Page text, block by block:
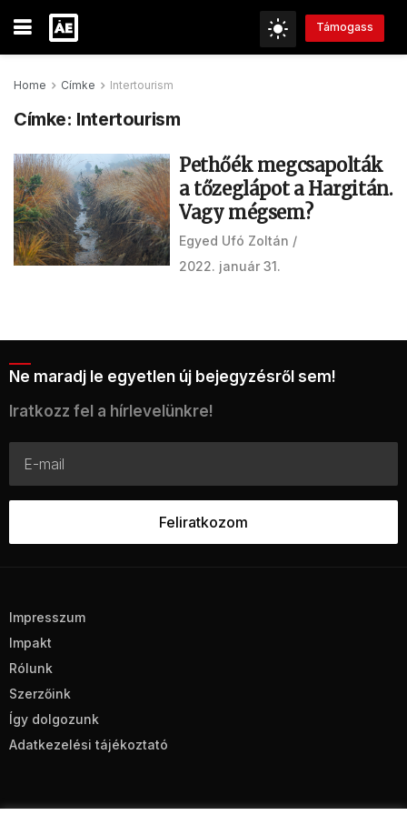
Támogass
Home Címke Intertourism
Címke: Intertourism
Pethőék megcsapolták
a tőzeglápot a Hargitán.
Vagy mégsem?
Egyed Ufó Zoltán
2022. január 31.
Ne maradj le egyetlen új bejegyzésről sem!
Iratkozz fel a hírlevelünkre!
Impresszum
Impakt
Rólunk
Szerzőink
Így dolgozunk
Adatkezelési tájékoztató